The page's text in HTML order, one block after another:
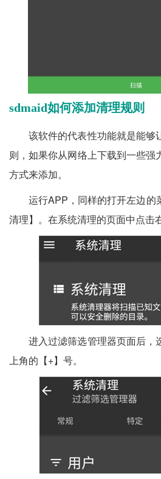
sdmaid如何添加清理规则
该软件的代表性功能就是能够
则，如果你从网络上下载到一些强
方式来添加。
运行APP，同样的打开左边的
清理】。在系统清理的页面中点击
进入过滤筛选管理器页面后，
上角的【+】号。